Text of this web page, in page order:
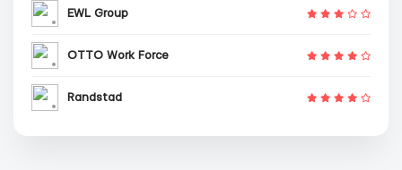
EWL Group
OTTO Work Force
Randstad